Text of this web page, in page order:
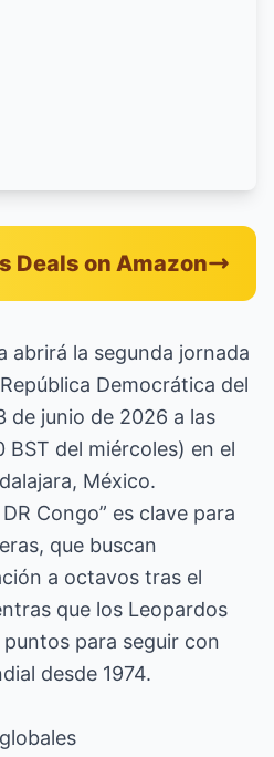
Deals on Amazon
abrirá la segunda jornada
Democrática del
de junio de 2026 a las
del miércoles) en el
México.
Congo” es clave para
que buscan
a octavos tras el
que los Leopardos
para seguir con
desde 1974.